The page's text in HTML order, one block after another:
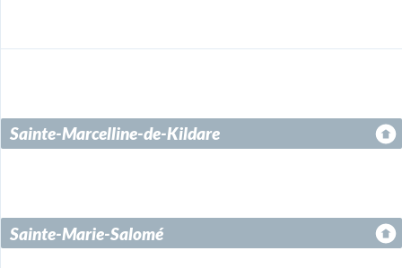
Sainte-Marcelline-de-Kildare
Sainte-Marie-Salomé